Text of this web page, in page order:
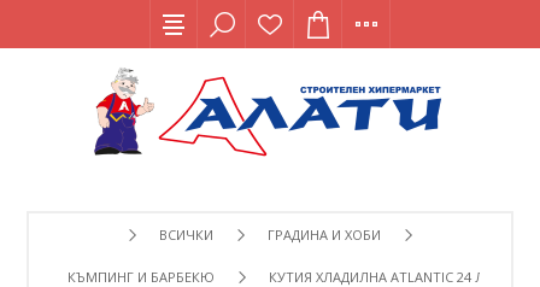
ВСИЧКИ ГРАДИНА И ХОБИ
КЪМПИНГ И БАРБЕКЮ КУТИЯ ХЛАДИЛНА ATLANTIC 24 Л.